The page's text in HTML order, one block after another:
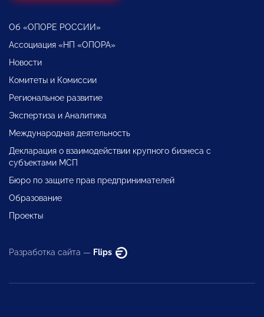
Об «ОПОРЕ РОССИИ»
Ассоциация «НП «ОПОРА»
Новости
Комитеты и Комиссии
Региональное развитие
Экспертиза и Аналитика
Международная деятельность
Декларация о взаимодействии крупного бизнеса с
субъектами МСП
Бюро по защите прав предпринимателей
Образование
Проекты
Разработка сайта — Flips